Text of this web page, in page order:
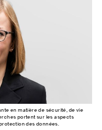
en matière de sécurité, de vie
portent sur les aspects
des données.